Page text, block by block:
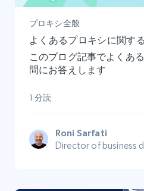
プロキシ全般
よくあるプロキシに関す
このブログ記事でよくあ
問にお答えします
1 分読
Roni Sarfati
Director of business